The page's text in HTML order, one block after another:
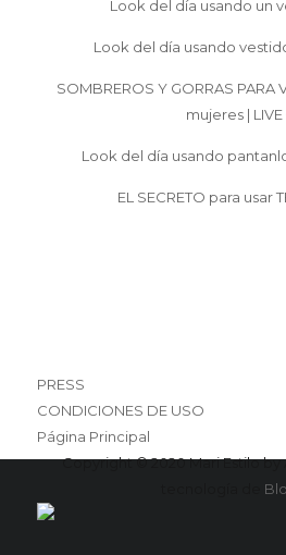
Look del día usando un
Look del día usando
SOMBREROS Y GORRAS PARA
mujeres |
Look del día usando
EL SECRETO para usar
PRESS
CONDICIONES DE USO
Página Principal
Copyright © 2020 Mari Estilo